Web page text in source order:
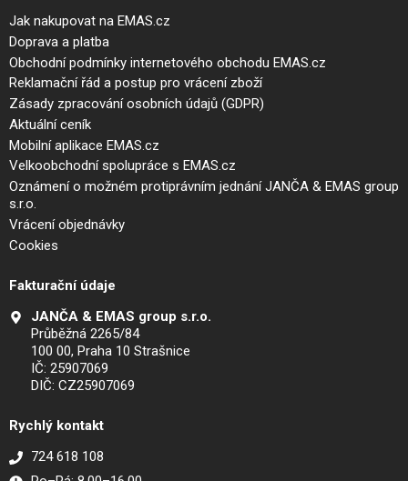
Jak nakupovat na EMAS.cz
Doprava a platba
Obchodní podmínky internetového obchodu EMAS.cz
Reklamační řád a postup pro vrácení zboží
Zásady zpracování osobních údajů (GDPR)
Aktuální ceník
Mobilní aplikace EMAS.cz
Velkoobchodní spolupráce s EMAS.cz
Oznámení o možném protiprávním jednání JANČA & EMAS group
s.r.o.
Vrácení objednávky
Cookies
Fakturační údaje
JANČA & EMAS group s.r.o.
Průběžná 2265/84
100 00, Praha 10 Strašnice
IČ: 25907069
DIČ: CZ25907069
Rychlý kontakt
724 618 108